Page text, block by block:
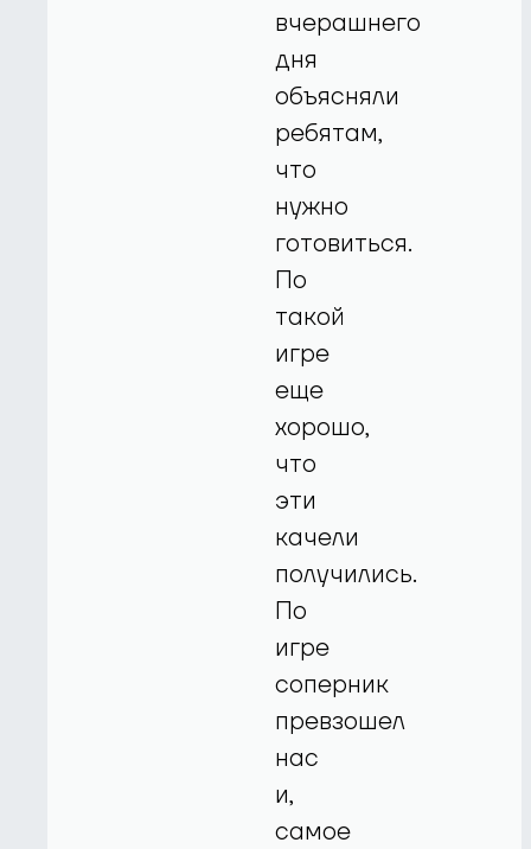
вчерашнего
дня
объясняли
ребятам,
что
нужно
готовиться.
По
такой
игре
еще
хорошо,
что
эти
качели
получились.
По
игре
соперник
превзошел
нас
и,
самое